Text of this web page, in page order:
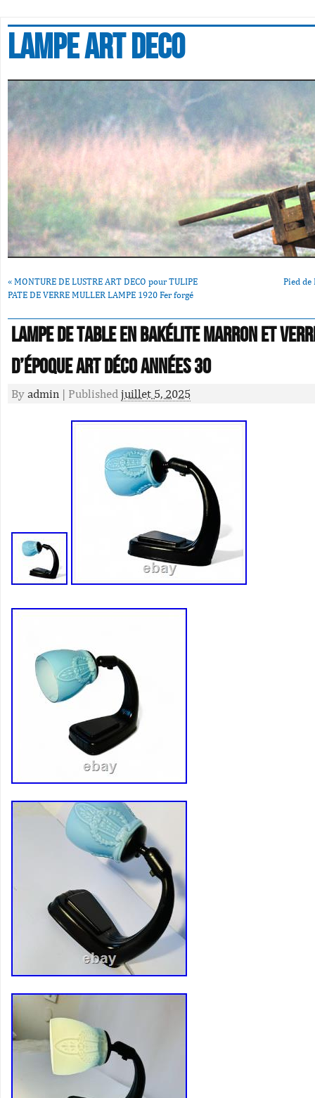
Lampe art deco
« MONTURE DE LUSTRE ART DECO pour TULIPE
PATE DE VERRE MULLER LAMPE 1920 Fer forgé
Pied de
Lampe De Table En Bakélite Marron Et
D’Époque Art Déco Années 30
By admin | Published juillet 5, 2025